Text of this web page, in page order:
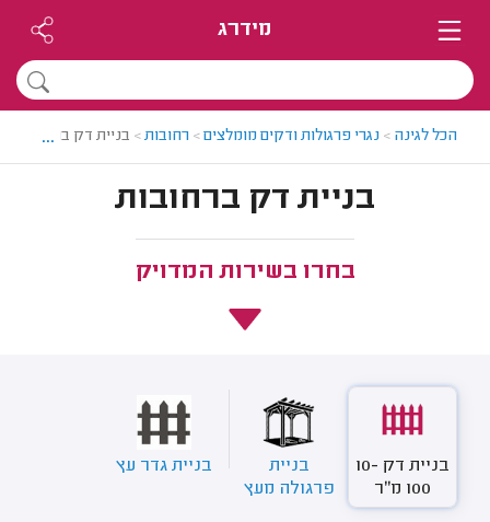
מידרג
הכל לגינה > נגרי פרגולות ודקים מומלצים> רחובות> בניית דק ברחובות
...
בניית דק ברחובות
בחרו בשירות המדויק
בניית דק 10-
100 מ"ר
בניית
פרגולה מעץ
בניית גדר עץ